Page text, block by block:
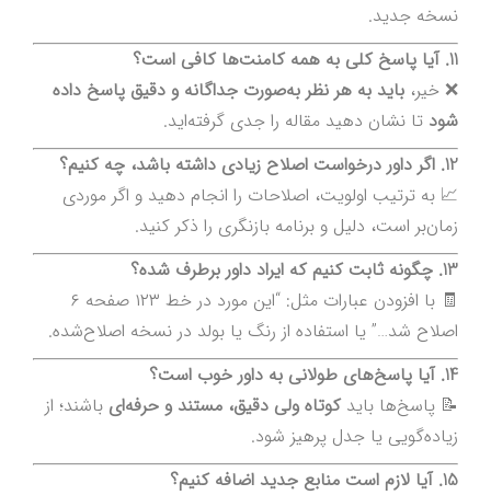
نسخه جدید.
11. آیا پاسخ کلی به همه کامنت‌ها کافی است؟
❌ خیر، باید به هر نظر به‌صورت جداگانه و دقیق پاسخ داده
شود تا نشان دهید مقاله را جدی گرفته‌اید.
12. اگر داور درخواست اصلاح زیادی داشته باشد، چه کنیم؟
📈 به ترتیب اولویت، اصلاحات را انجام دهید و اگر موردی
زمان‌بر است، دلیل و برنامه بازنگری را ذکر کنید.
13. چگونه ثابت کنیم که ایراد داور برطرف شده؟
🧾 با افزودن عبارات مثل: “این مورد در خط ۱۲۳ صفحه ۶
اصلاح شد…” یا استفاده از رنگ یا بولد در نسخه اصلاح‌شده.
14. آیا پاسخ‌های طولانی به داور خوب است؟
📝 پاسخ‌ها بایدکوتاه ولی دقیق، مستند و حرفه‌ای باشند؛ از
زیاده‌گویی یا جدل پرهیز شود.
15. آیا لازم است منابع جدید اضافه کنیم؟